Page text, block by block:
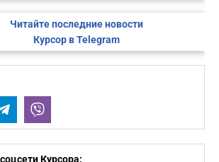
Читайте последние новости
Курсор в Telegram
Telegram
Курсора: